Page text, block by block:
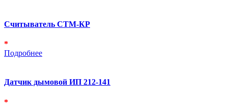
Считыватель СТМ-КР
*
Подробнее
Датчик дымовой ИП 212-141
*